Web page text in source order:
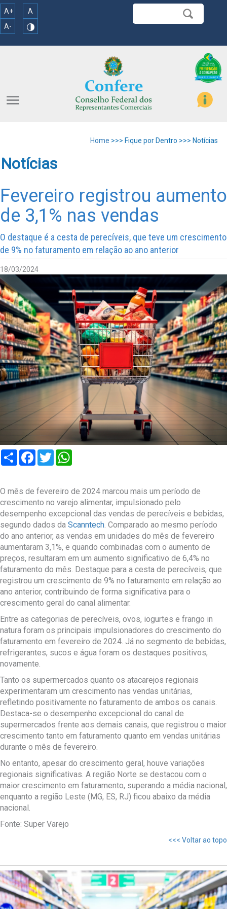
A+
A
A-
menu
Home >>> Fique por Dentro >>> Notícias
Notícias
Fevereiro registrou aumento
de 3,1% nas vendas
O destaque é a cesta de perecíveis, que teve um crescimento
de 9% no faturamento em relação ao ano anterior
18/03/2024
Compartilhar
Facebook
Twitter
O mês de fevereiro de 2024 marcou mais um período de
crescimento no varejo alimentar, impulsionado pelo
desempenho excepcional das vendas de perecíveis e bebidas,
segundo dados da Scanntech. Comparado ao mesmo período
do ano anterior, as vendas em unidades do mês de fevereiro
aumentaram 3,1%, e quando combinadas com o aumento de
preços, resultaram em um aumento significativo de 6,4% no
faturamento do mês. Destaque para a cesta de perecíveis, que
registrou um crescimento de 9% no faturamento em relação ao
ano anterior, contribuindo de forma significativa para o
crescimento geral do canal alimentar.
Entre as categorias de perecíveis, ovos, iogurtes e frango in
natura foram os principais impulsionadores do crescimento do
faturamento em fevereiro de 2024. Já no segmento de bebidas,
refrigerantes, sucos e água foram os destaques positivos,
novamente.
Tanto os supermercados quanto os atacarejos regionais
experimentaram um crescimento nas vendas unitárias,
refletindo positivamente no faturamento de ambos os canais.
Destaca-se o desempenho excepcional do canal de
supermercados frente aos demais canais, que registrou o maior
crescimento tanto em faturamento quanto em vendas unitárias
durante o mês de fevereiro.
No entanto, apesar do crescimento geral, houve variações
regionais significativas. A região Norte se destacou com o
maior crescimento em faturamento, superando a média nacional,
enquanto a região Leste (MG, ES, RJ) ficou abaixo da média
nacional.
Fonte: Super Varejo
<<< Voltar ao topo